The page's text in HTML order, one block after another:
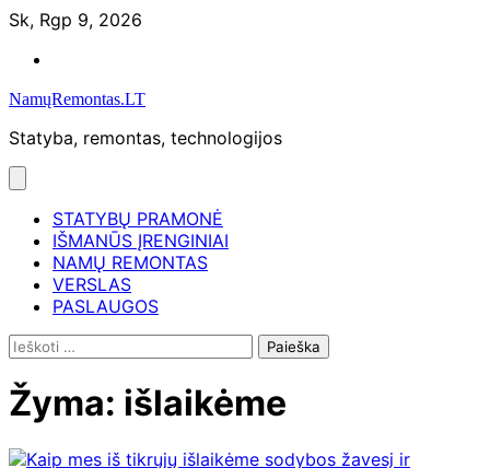
Skip
content
Sk, Rgp 9, 2026
NamųRemontas.LT
Statyba, remontas, technologijos
STATYBŲ PRAMONĖ
IŠMANŪS ĮRENGINIAI
NAMŲ REMONTAS
VERSLAS
PASLAUGOS
Ieškoti:
Žyma: išlaikėme